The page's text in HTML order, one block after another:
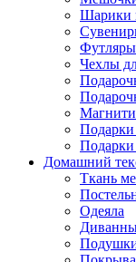
Шарики
Футляры
Чехлы
Подарки
Подарки
Домашний
Ткань
Одеяла